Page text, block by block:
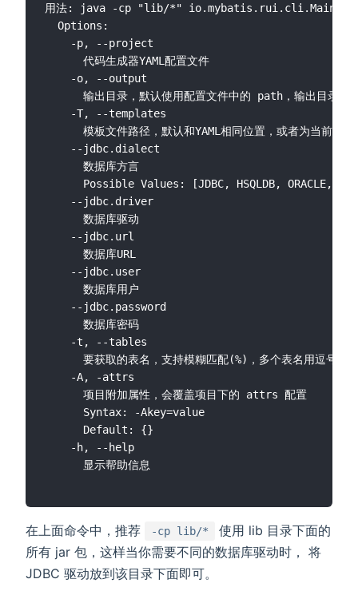
用法: java -cp "lib/*" io.mybatis.rui.cli.Main
  Options:
    -p, --project
      代码生成器YAML配置文件
    -o, --output
输出目录，默认使用配置文件中的 path，输出目录如
    -T, --templates
模板文件路径，默认和YAML相同位置，或者为当前执行
    --jdbc.dialect
      数据库方言
Possible Values: [JDBC, HSQLDB, ORACLE,
    --jdbc.driver
      数据库驱动
    --jdbc.url
      数据库URL
    --jdbc.user
      数据库用户
    --jdbc.password
      数据库密码
    -t, --tables
要获取的表名，支持模糊匹配(%)，多个表名用逗号隔
    -A, -attrs
      项目附加属性，会覆盖项目下的 attrs 配置
      Syntax: -Akey=value
      Default: {}
    -h, --help
在上面命令中，推荐 -cp lib/*
使用 lib 目录下面的
所有 jar 包，这样当你需要不同的数据库驱动时， 将
JDBC 驱动放到该目录下面即可。